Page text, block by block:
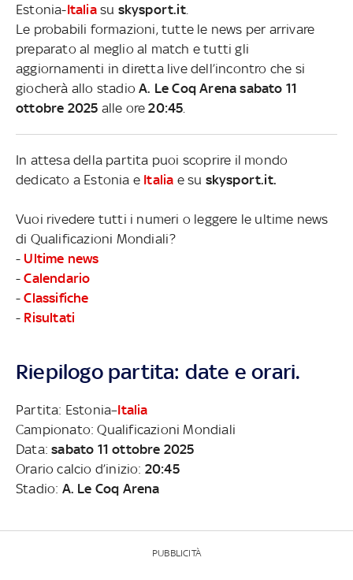
Estonia-Italiasu skysport.it.
Le probabili formazioni, tutte le news per arrivare
preparato al meglio al match e tutti gli
aggiornamenti in diretta live dell’incontro che si
giocherà allo stadioA. Le Coq Arena sabato 11
ottobre 2025 alle ore20:45
In attesa della partita puoi scoprire il mondo
dedicato a Estonia e Italia e su skysport.it.
Vuoi rivedere tutti i numeri o leggere le ultime news
di Qualificazioni Mondiali?
- Ultime news
-Calendario
-Classifiche
- Risultati
Riepilogo partita: date e orari.
Partita: Estonia–Italia
Campionato: Qualificazioni Mondiali
Data:sabato 11 ottobre 2025
Orario calcio d’inizio: 20:45
Stadio: A. Le Coq Arena
PUBBLICITÀ